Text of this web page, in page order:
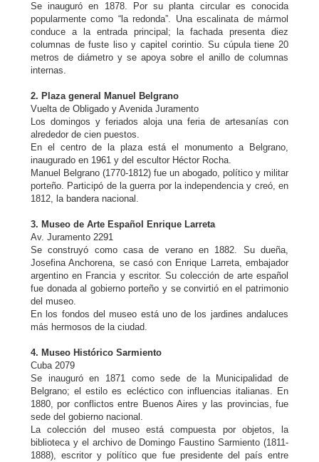
Se inauguró en 1878. Por su planta circular es conocida
popularmente como “la redonda”. Una escalinata de mármol
conduce a la entrada principal; la fachada presenta diez
columnas de fuste liso y capitel corintio. Su cúpula tiene 20
metros de diámetro y se apoya sobre el anillo de columnas
internas.
2. Plaza general Manuel Belgrano
Vuelta de Obligado y Avenida Juramento
Los domingos y feriados aloja una feria de artesanías con
alrededor de cien puestos.
En el centro de la plaza está el monumento a Belgrano,
inaugurado en 1961 y del escultor Héctor Rocha.
Manuel Belgrano (1770-1812) fue un abogado, político y militar
porteño. Participó de la guerra por la independencia y creó, en
1812, la bandera nacional.
3. Museo de Arte Español Enrique Larreta
Av. Juramento 2291
Se construyó como casa de verano en 1882. Su dueña,
Josefina Anchorena, se casó con Enrique Larreta, embajador
argentino en Francia y escritor. Su colección de arte español
fue donada al gobierno porteño y se convirtió en el patrimonio
del museo.
En los fondos del museo está uno de los jardines andaluces
más hermosos de la ciudad.
4. Museo Histórico Sarmiento
Cuba 2079
Se inauguró en 1871 como sede de la Municipalidad de
Belgrano; el estilo es ecléctico con influencias italianas. En
1880, por conflictos entre Buenos Aires y las provincias, fue
sede del gobierno nacional.
La colección del museo está compuesta por objetos, la
biblioteca y el archivo de Domingo Faustino Sarmiento (1811-
1888), escritor y político que fue presidente del país entre